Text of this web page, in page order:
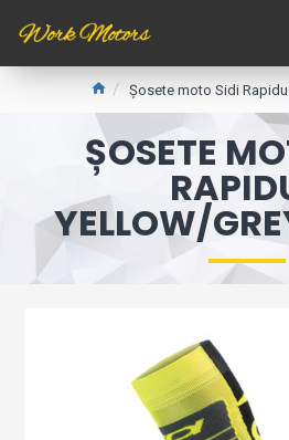
Șosete moto Sidi
ȘOSETE
YELLOW/